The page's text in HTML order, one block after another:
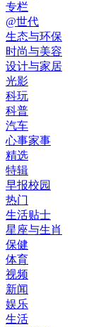
专栏
@世代
生态与环保
时尚与美容
设计与家居
光影
科玩
科普
汽车
心事家事
精选
特辑
早报校园
热门
生活贴士
星座与生肖
保健
体育
视频
新闻
娱乐
生活